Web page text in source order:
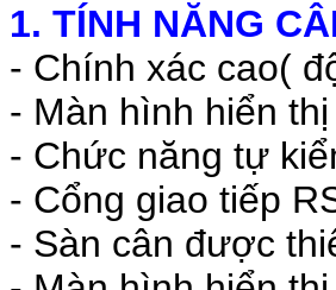
1. TÍNH NĂNG
- Chính xác cao(
- Màn hình hiển
- Chức năng tự
- Cổng giao tiếp
- Sàn cân được